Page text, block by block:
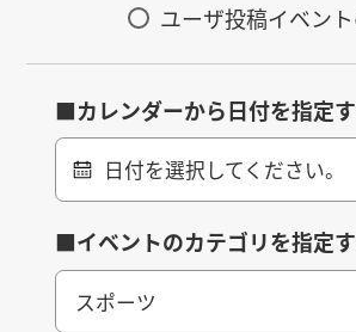
ユーザ投稿イベン
■カレンダーから日付を指定
日付を選択してください。
■イベントのカテゴリを指定
スポーツ